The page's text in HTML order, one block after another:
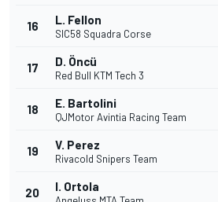
16 L. Fellon
SIC58 Squadra Corse
17 D. Öncü
Red Bull KTM Tech 3
18 E. Bartolini
QJMotor Avintia Racing Team
19 V. Perez
Rivacold Snipers Team
20 I. Ortola